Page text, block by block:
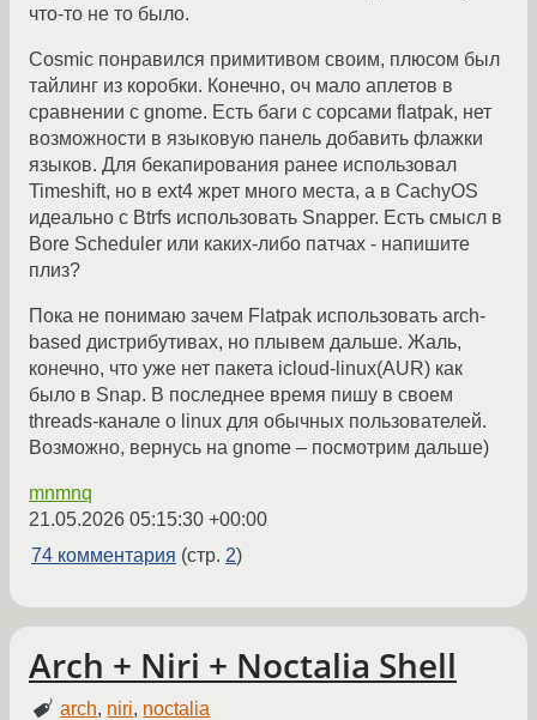
что-то не то было.
Cosmic понравился примитивом своим, плюсом был
тайлинг из коробки. Конечно, оч мало аплетов в
сравнении с gnome. Есть баги с сорсами flatpak, нет
возможности в языковую панель добавить флажки
языков. Для бекапирования ранее использовал
Timeshift, но в ext4 жрет много места, а в CachyOS
идеально с Btrfs использовать Snapper. Есть смысл в
Bore Scheduler или каких-либо патчах - напишите
плиз?
Пока не понимаю зачем Flatpak использовать arch-
based дистрибутивах, но плывем дальше. Жаль,
конечно, что уже нет пакета icloud-linux(AUR) как
было в Snap. В последнее время пишу в своем
threads-канале о linux для обычных пользователей.
Возможно, вернусь на gnome – посмотрим дальше)
mnmnq
21.05.2026 05:15:30 +00:00
74 комментария (стр. 2)
Arch + Niri + Noctalia Shell
arch, niri, noctalia